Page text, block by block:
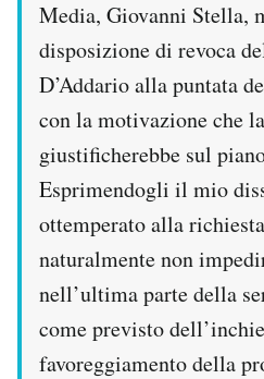
SHOP
CALENDARIO
AREA PERSONALE
Newsletter
Notifiche mobile
Regala il Post
Hai bisogno di aiuto?
Media, Giovanni Stella,
disposizione di revoca
D’Addario alla puntata
con la motivazione che
giustificherebbe sul
Esprimendogli il mio
ottemperato alla
naturalmente non
nell’ultima parte della
come previsto
favoreggiamento della